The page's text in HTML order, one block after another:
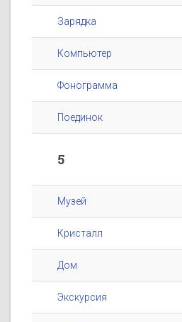
Зарядка
Компьютер
Фонограмма
Поединок
5
Музей
Кристалл
Дом
Экскурсия